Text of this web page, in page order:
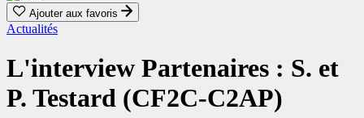
Ajouter aux favoris
Actualités
L'interview Partenaires : S. et
P. Testard (CF2C-C2AP)